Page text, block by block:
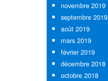
novembre 2019
septembre 2019
août 2019
mars 2019
février 2019
décembre 2018
octobre 2018